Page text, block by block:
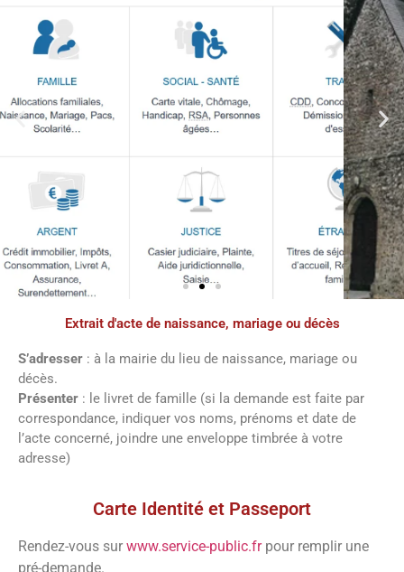
Démarches
administratives
Faîtes vos démarches en ligne sur notre
site en cliquant sur le bouton ci-dessous
Extrait d'acte de naissance, mariage ou décès
S’adresser : à la mairie du lieu de naissance, mariage ou
décès.
Présenter : le livret de famille (si la demande est faite par
correspondance, indiquer vos noms, prénoms et date de
l’acte concerné, joindre une enveloppe timbrée à votre
adresse)
Carte Identité et Passeport
Rendez-vous sur www.service-public.frpour remplir une
pré-demande.